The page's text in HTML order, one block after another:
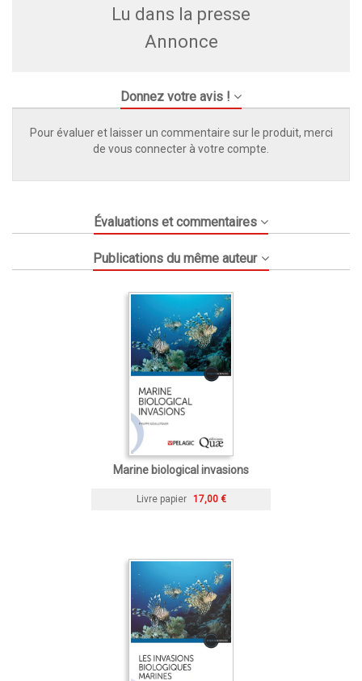
Lu dans la presse
Annonce
Donnez votre avis !
Pour évaluer et laisser un commentaire sur le produit, merci
de vous connecter à votre compte.
Évaluations et commentaires
Publications du même auteur
Marine biological invasions
Livre papier 17,00 €